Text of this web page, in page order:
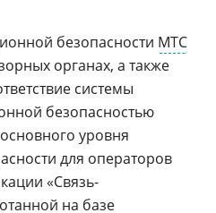
безопасности МТС
органах, а также
системы
безопасностью
уровня
для операторов
«Связь-
на базе